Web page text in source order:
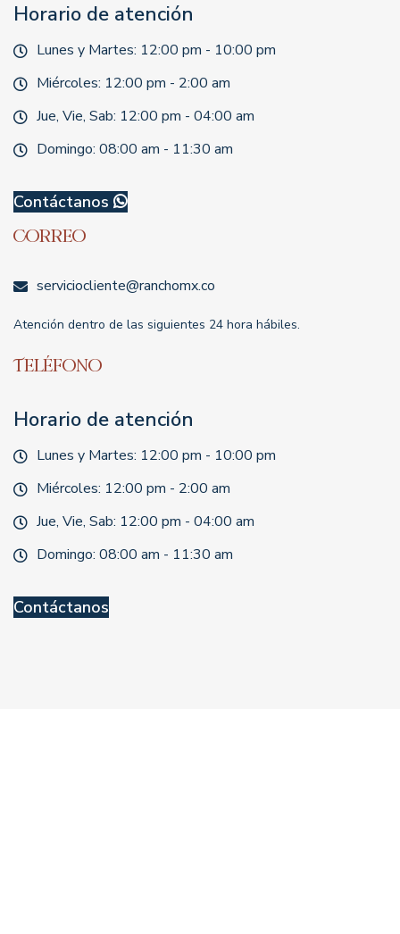
Horario de atención
Lunes y Martes: 12:00 pm - 10:00 pm
Miércoles: 12:00 pm - 2:00 am
Jue, Vie, Sab: 12:00 pm - 04:00 am
Domingo: 08:00 am - 11:30 am
Contáctanos
Correo
serviciocliente@ranchomx.co
Atención dentro de las siguientes 24 hora hábiles.
Teléfono
Horario de atención
Lunes y Martes: 12:00 pm - 10:00 pm
Miércoles: 12:00 pm - 2:00 am
Jue, Vie, Sab: 12:00 pm - 04:00 am
Domingo: 08:00 am - 11:30 am
Contáctanos